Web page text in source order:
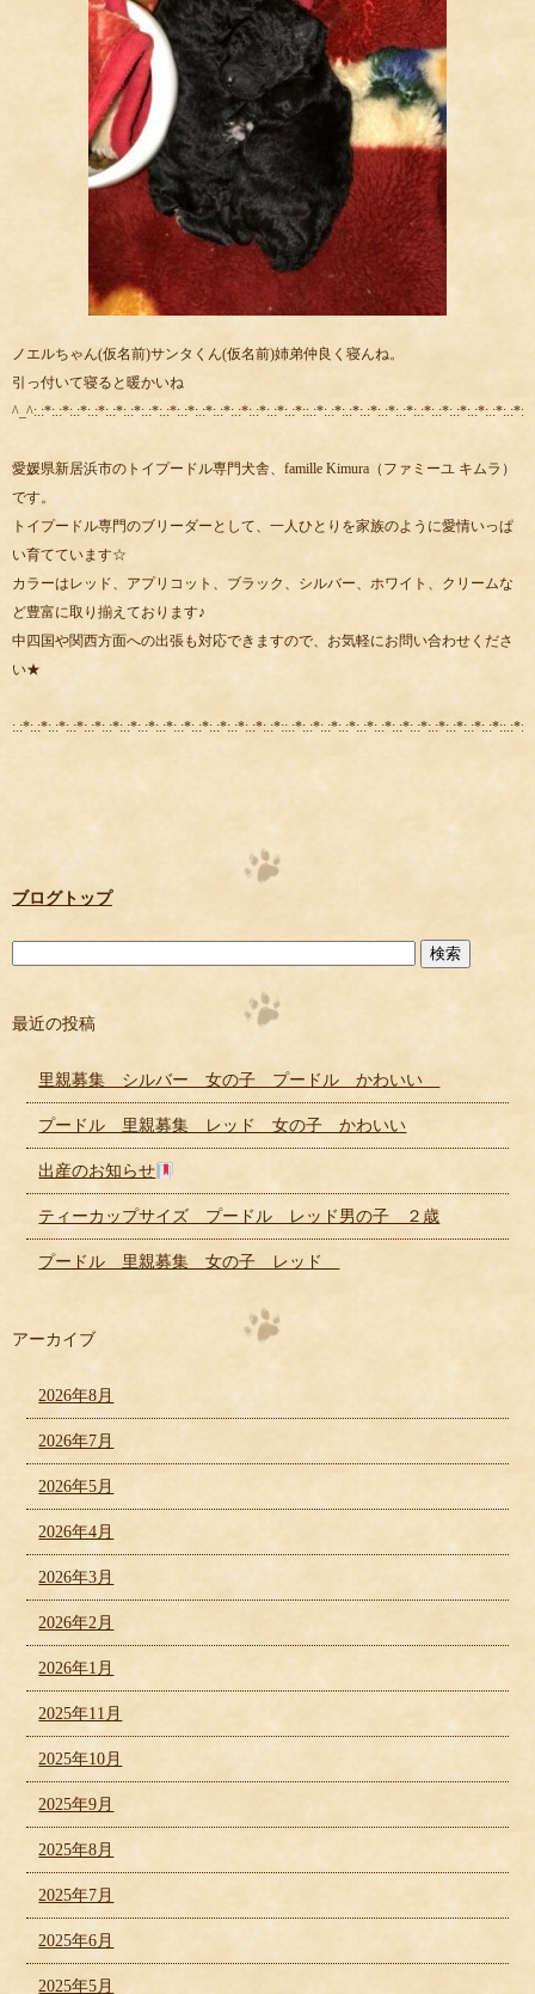
ノエルちゃん(仮名前)サンタくん(仮名前)姉弟仲良く寝んね。
引っ付いて寝ると暖かいね
愛媛県新居浜市のトイプードル専門犬舎、famille Kimura（ファミーユ キムラ）
です。
トイプードル専門のブリーダーとして、一人ひとりを家族のように愛情いっぱ
い育てています☆
カラーはレッド、アプリコット、ブラック、シルバー、ホワイト、クリームな
ど豊富に取り揃えております♪
中四国や関西方面への出張も対応できますので、お気軽にお問い合わせくださ
い★
:.:*:.:*:.:*:.:*:.:*:.:*:.:*:.:*:.:*:.:*:.:*:.:*:.:*:.:*:.:*::.:*:.:*:.:*:.:*:.:*:.:*:.:*:.:*:.:*:.:*:.:*:.:*::.:*:.:
ブログトップ
最近の投稿
里親募集 シルバー 女の子 プードル かわいい
プードル 里親募集 レッド 女の子 かわいい
出産のお知らせ
ティーカップサイズ プードル レッド男の子 ２歳
プードル 里親募集 女の子 レッド
アーカイブ
2026年8月
2026年7月
2026年5月
2026年4月
2026年3月
2026年2月
2026年1月
2025年11月
2025年10月
2025年9月
2025年8月
2025年7月
2025年6月
2025年5月